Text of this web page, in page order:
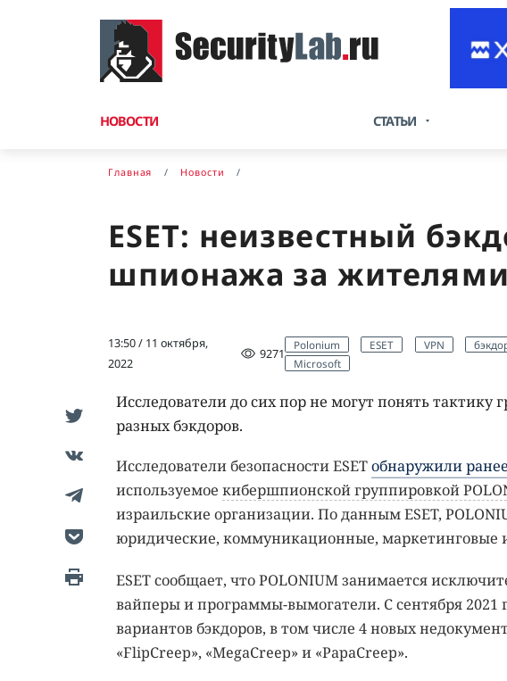
НОВОСТИ СТАТЬИ
Главная Новости
ESET: неизвестный
шпионажа за
13:50 / 11 октября,
2022
9271
Polonium ESET VPN
Microsoft
Исследователи до сих пор не могут понять тактику
разных бэкдоров.
Исследователи безопасности ESETобнаружили
используемое кибершпионской группировкой
израильские организации. По данным ESET,
юридические, коммуникационные, маркетинговые
ESET сообщает, что POLONIUM занимается
вайперы и программы-вымогатели. С сентября
вариантов бэкдоров, в том числе 4 новых
«FlipCreep», «MegaCreep» и «PapaCreep».